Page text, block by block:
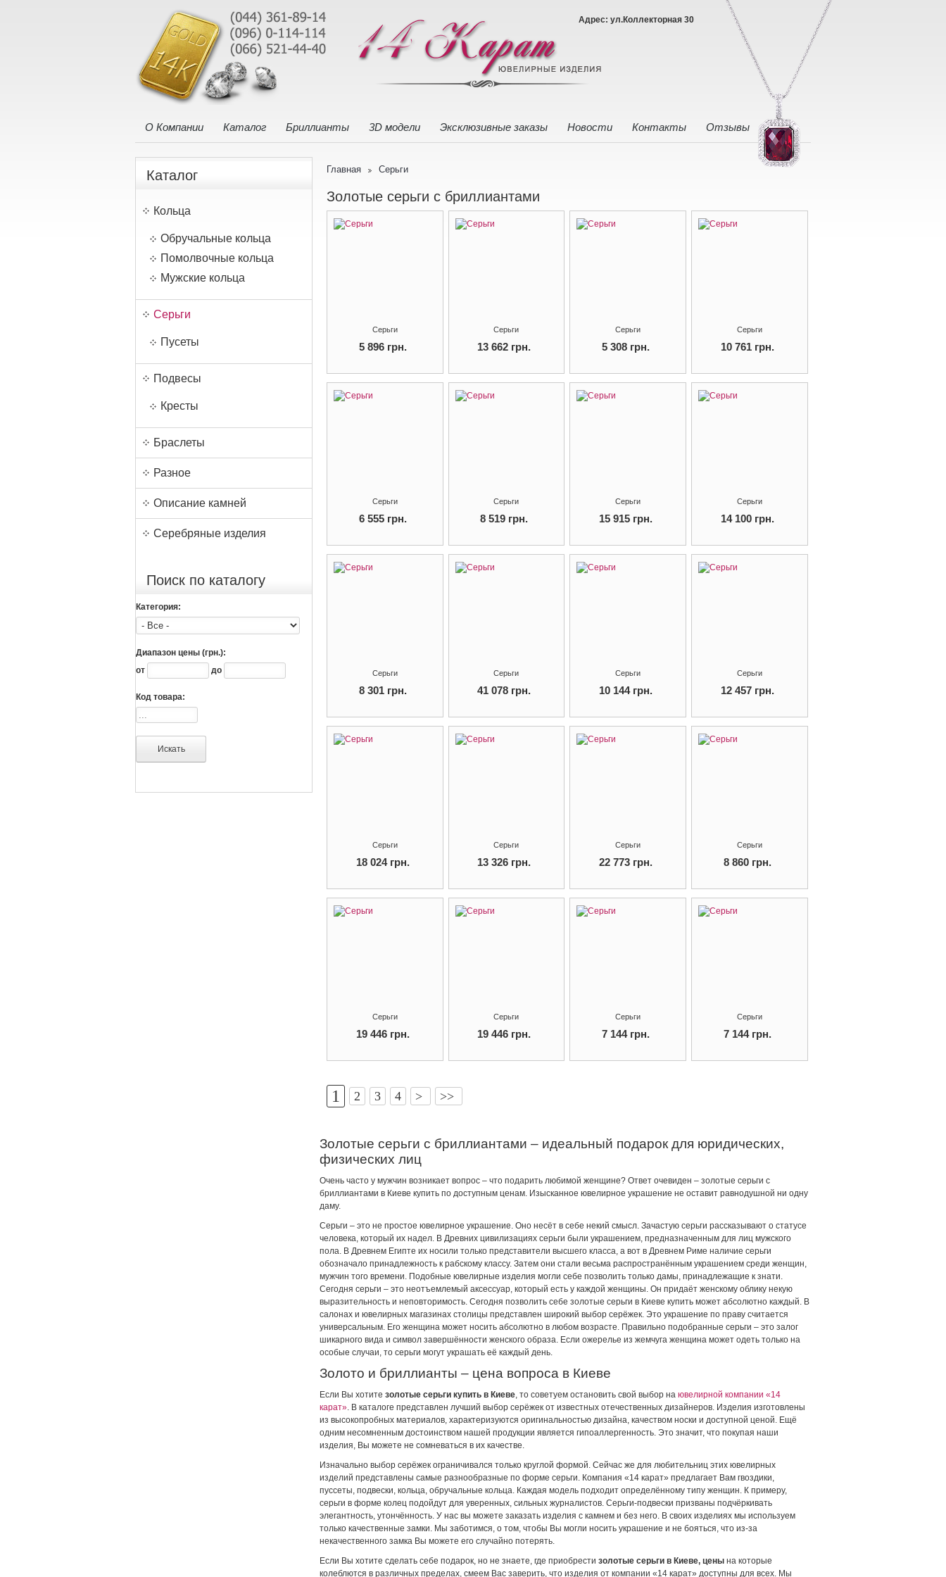
Адрес: ул.Коллекторная 30
О Компании Каталог Бриллианты 3D модели Эксклюзивные заказы Новости Контакты Отзывы
Каталог
Кольца
Обручальные кольца
Помолвочные кольца
Мужские кольца
Серьги
Пусеты
Подвесы
Кресты
Браслеты
Разное
Описание камней
Серебряные изделия
Поиск по каталогу
Категория:
Диапазон цены (грн.):
от
до
Код товара:
Главная Серьги
Золотые серьги с бриллиантами
Серьги
5 896 грн.
Серьги
13 662 грн.
Серьги
5 308 грн.
Серьги
10 761 грн.
Серьги
6 555 грн.
Серьги
8 519 грн.
Серьги
15 915 грн.
Серьги
14 100 грн.
Серьги
8 301 грн.
Серьги
41 078 грн.
Серьги
10 144 грн.
Серьги
12 457 грн.
Серьги
18 024 грн.
Серьги
13 326 грн.
Серьги
22 773 грн.
Серьги
8 860 грн.
Серьги
19 446 грн.
Серьги
19 446 грн.
Серьги
7 144 грн.
Серьги
7 144 грн.
1 2 3 4 > >>
Золотые серьги с бриллиантами – идеальный подарок для юридических,
физических лиц
Очень часто у мужчин возникает вопрос – что подарить любимой женщине? Ответ очевиден – золотые серьги с
бриллиантами в Киеве купить по доступным ценам. Изысканное ювелирное украшение не оставит равнодушной ни одну
даму.
Серьги – это не простое ювелирное украшение. Оно несёт в себе некий смысл. Зачастую серьги рассказывают о статусе
человека, который их надел. В Древних цивилизациях серьги были украшением, предназначенным для лиц мужского
пола. В Древнем Египте их носили только представители высшего класса, а вот в Древнем Риме наличие серьги
обозначало принадлежность к рабскому классу. Затем они стали весьма распространённым украшением среди женщин,
мужчин того времени. Подобные ювелирные изделия могли себе позволить только дамы, принадлежащие к знати.
Сегодня серьги – это неотъемлемый аксессуар, который есть у каждой женщины. Он придаёт женскому облику некую
выразительность и неповторимость. Сегодня позволить себе золотые серьги в Киеве купить может абсолютно каждый. В
салонах и ювелирных магазинах столицы представлен широкий выбор серёжек. Это украшение по праву считается
универсальным. Его женщина может носить абсолютно в любом возрасте. Правильно подобранные серьги – это залог
шикарного вида и символ завершённости женского образа. Если ожерелье из жемчуга женщина может одеть только на
особые случаи, то серьги могут украшать её каждый день.
Золото и бриллианты – цена вопроса в Киеве
Если Вы хотите золотые серьги купить в Киеве, то советуем остановить свой выбор на ювелирной компании «14
карат». В каталоге представлен лучший выбор серёжек от известных отечественных дизайнеров. Изделия изготовлены
из высокопробных материалов, характеризуются оригинальностью дизайна, качеством носки и доступной ценой. Ещё
одним несомненным достоинством нашей продукции является гипоаллергенность. Это значит, что покупая наши
изделия, Вы можете не сомневаться в их качестве.
Изначально выбор серёжек ограничивался только круглой формой. Сейчас же для любительниц этих ювелирных
изделий представлены самые разнообразные по форме серьги. Компания «14 карат» предлагает Вам гвоздики,
пуссеты, подвески, кольца, обручальные кольца. Каждая модель подходит определённому типу женщин. К примеру,
серьги в форме колец подойдут для уверенных, сильных журналистов. Серьги-подвески призваны подчёркивать
элегантность, утончённость. У нас вы можете заказать изделия с камнем и без него. В своих изделиях мы используем
только качественные замки. Мы заботимся, о том, чтобы Вы могли носить украшение и не бояться, что из-за
некачественного замка Вы можете его случайно потерять.
Если Вы хотите сделать себе подарок, но не знаете, где приобрести золотые серьги в Киеве, цены на которые
колеблются в различных пределах, смеем Вас заверить, что изделия от компании «14 карат» доступны для всех. Мы